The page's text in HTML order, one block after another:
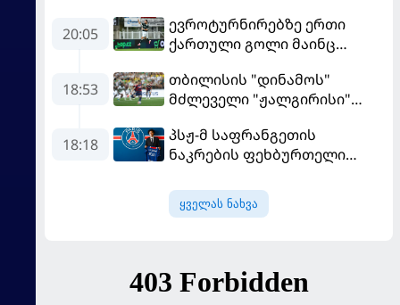
20:05
ევროტურნირებზე ერთი
ქართული გოლი მაინც
18:53
თბილისის "დინამოს"
მძლეველი "ჟალგირისი"
განადგურდა
18:18
პსჟ-მ საფრანგეთის
ნაკრების ფეხბურთელი
ყველას ნახვა